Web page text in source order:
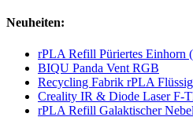
Neuheiten:
rPLA Refill Püriertes Einhorn
BIQU Panda Vent RGB
Recycling Fabrik rPLA
Creality IR & Diode Laser F-
rPLA Refill Galaktischer